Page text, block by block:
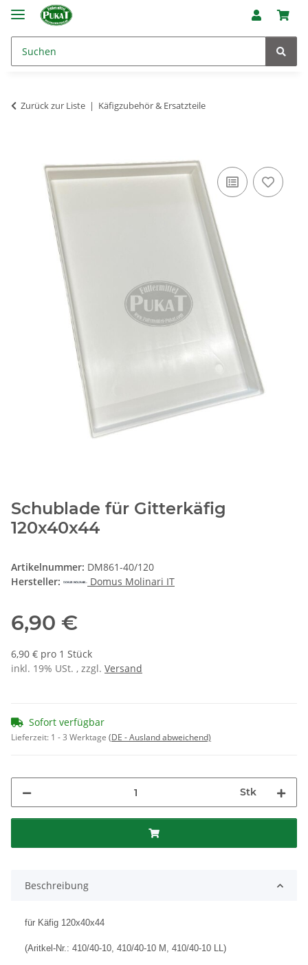
Zurück zur Liste Käfigzubehör & Ersatzteile
Schublade für Gitterkäfig
120x40x44
Artikelnummer: DM861-40/120
Hersteller:
Domus Molinari IT
6,90 €
6,90 € pro 1 Stück
inkl. 19% USt. , zzgl. Versand
Sofort verfügbar
Lieferzeit: 1 - 3 Werktage (DE - Ausland abweichend)
Stk
Beschreibung
für Käfig 120x40x44
(Aritkel-Nr.: 410/40-10, 410/40-10 M, 410/40-10 LL)